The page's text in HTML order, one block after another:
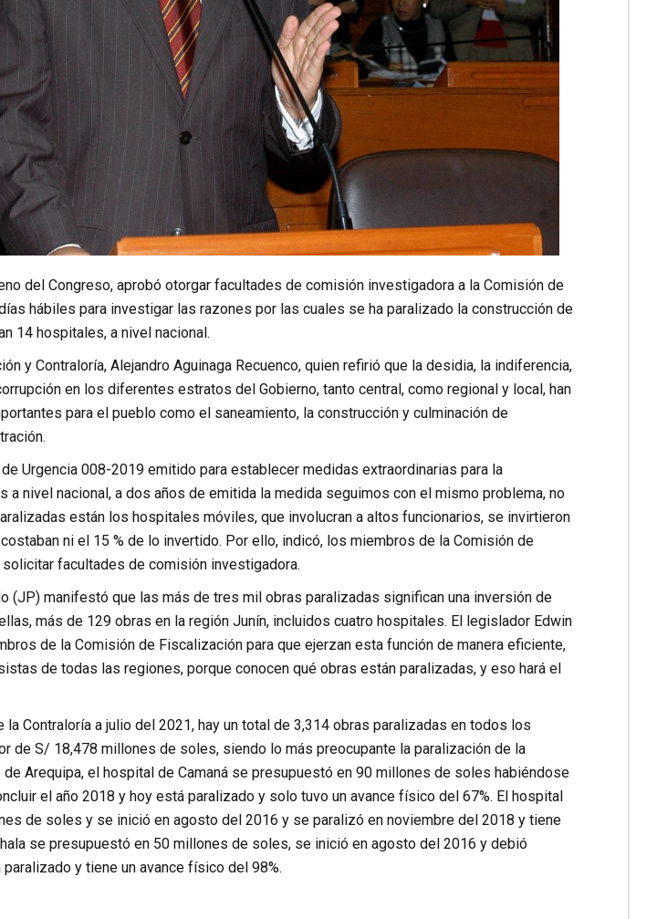
del Congreso, aprobó otorgar facultades de comisión investigadora a la Comisión de
hábiles para investigar las razones por las cuales se ha paralizado la construcción de
14 hospitales, a nivel nacional.
y Contraloría, Alejandro Aguinaga Recuenco, quien refirió que la desidia, la indiferencia,
en los diferentes estratos del Gobierno, tanto central, como regional y local, han
para el pueblo como el saneamiento, la construcción y culminación de
Urgencia 008-2019 emitido para establecer medidas extraordinarias para la
a nivel nacional, a dos años de emitida la medida seguimos con el mismo problema, no
están los hospitales móviles, que involucran a altos funcionarios, se invirtieron
ni el 15 % de lo invertido. Por ello, indicó, los miembros de la Comisión de
facultades de comisión investigadora.
(JP) manifestó que las más de tres mil obras paralizadas significan una inversión de
más de 129 obras en la región Junín, incluidos cuatro hospitales. El legislador Edwin
de la Comisión de Fiscalización para que ejerzan esta función de manera eficiente,
de todas las regiones, porque conocen qué obras están paralizadas, y eso hará el
la Contraloría a julio del 2021, hay un total de 3,314 obras paralizadas en todos los
de S/ 18,478 millones de soles, siendo lo más preocupante la paralización de la
Arequipa, el hospital de Camaná se presupuestó en 90 millones de soles habiéndose
el año 2018 y hoy está paralizado y solo tuvo un avance físico del 67%. El hospital
de soles y se inició en agosto del 2016 y se paralizó en noviembre del 2018 y tiene
se presupuestó en 50 millones de soles, se inició en agosto del 2016 y debió
y tiene un avance físico del 98%.